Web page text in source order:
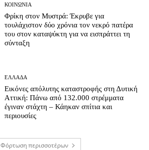
ΚΟΙΝΩΝΊΑ
Φρίκη στον Μυστρά: Έκρυβε για
τουλάχιστον δύο χρόνια τον νεκρό πατέρα
του στον καταψύκτη για να εισπράττει τη
σύνταξη
ΕΛΛΆΔΑ
Εικόνες απόλυτης καταστροφής στη Δυτική
Αττική: Πάνω από 132.000 στρέμματα
έγιναν στάχτη – Κάηκαν σπίτια και
περιουσίες
Φόρτωση περισσοτέρων